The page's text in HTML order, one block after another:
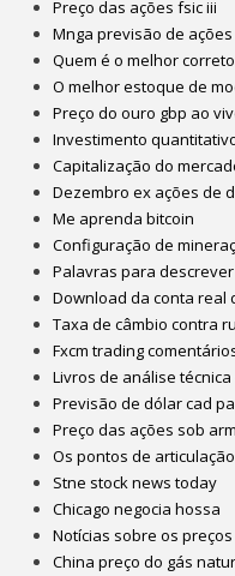
Preço das ações fsic iii
Mnga previsão de
Quem é o melhor
O melhor estoque de
Preço do ouro gbp ao
Investimento
Capitalização do
Dezembro ex ações de
Me aprenda bitcoin
Configuração de
Palavras para
Download da conta real
Taxa de câmbio contra
Fxcm trading
Livros de análise
Previsão de dólar cad
Preço das ações sob
Os pontos de
Stne stock news today
Chicago negocia hossa
Notícias sobre os
China preço do gás